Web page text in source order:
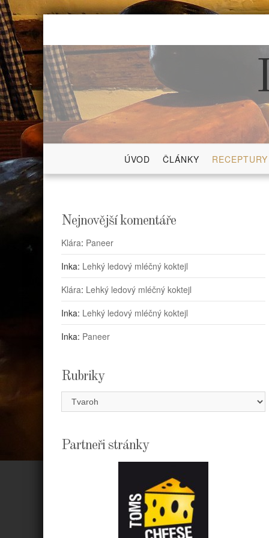
Skip
content
ÚVOD ČLÁNKY RECEPTURY
Nejnovější komentáře
Klára: Paneer
Inka: Lehký ledový mléčný koktejl
Klára: Lehký ledový mléčný koktejl
Inka: Lehký ledový mléčný koktejl
Inka: Paneer
Rubriky
Rubriky
Partneři stránky